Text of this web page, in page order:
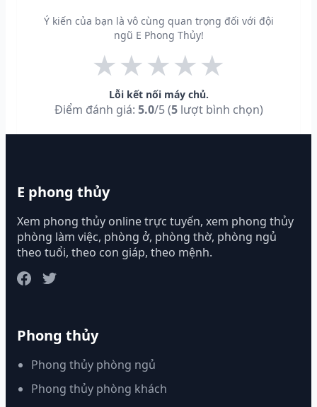
Ý kiến của bạn là vô cùng quan trọng đối với đội
ngũ E Phong Thủy!
★★★★★
Lỗi kết nối máy chủ.
Điểm đánh giá: 5.0/5 (5lượt bình chọn)
E phong thủy
Xem phong thủy online trực tuyến, xem phong thủy
phòng làm việc, phòng ở, phòng thờ, phòng ngủ
theo tuổi, theo con giáp, theo mệnh.
Phong thủy
Phong thủy phòng ngủ
Phong thủy phòng khách